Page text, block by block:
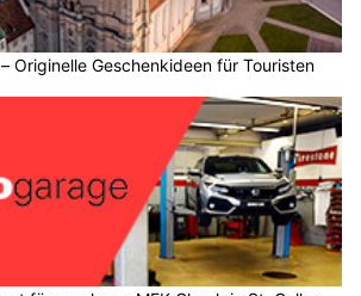
Originelle Geschenkideen für Touristen